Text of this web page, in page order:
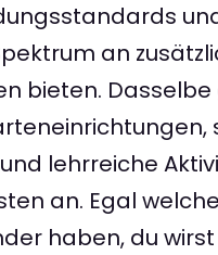
an
bieten. Dasselbe
lehrreiche
an. Egal
haben, du